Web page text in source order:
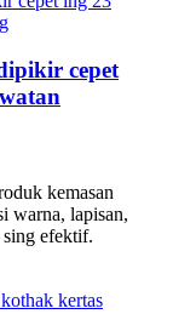
cepet
kemasan
warna, lapisan,
sing efektif.